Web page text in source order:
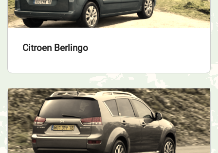
Citroen Berlingo